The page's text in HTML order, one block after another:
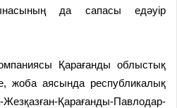
да сапасы едәуір
Қарағанды облыстық
жоба аясында республикалық
­Қарағанды-Павлодар-